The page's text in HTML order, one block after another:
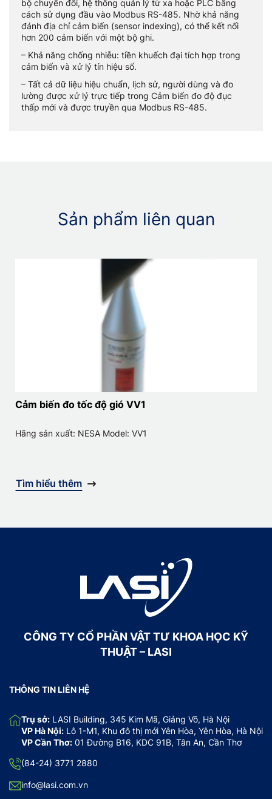
bộ chuyển đổi, hệ thống quản lý từ xa hoặc PLC bằng
cách sử dụng đầu vào Modbus RS-485. Nhờ khả năng
đánh địa chỉ cảm biến (sensor indexing), có thể kết nối
hơn 200 cảm biến với một bộ ghi.
– Khả năng chống nhiễu: tiền khuếch đại tích hợp trong
cảm biến và xử lý tín hiệu số.
– Tất cả dữ liệu hiệu chuẩn, lịch sử, người dùng và đo
lường được xử lý trực tiếp trong Cảm biến đo độ đục
thấp mới và được truyền qua Modbus RS-485.
Sản phẩm liên quan
Cảm biến đo tốc độ gió VV1
Hãng sản xuất: NESA Model: VV1
Tìm hiểu thêm
CÔNG TY CỔ PHẦN VẬT TƯ KHOA HỌC KỸ
THUẬT – LASI
THÔNG TIN LIÊN HỆ
Trụ sở: LASI Building, 345 Kim Mã, Giảng Võ, Hà Nội
VP Hà Nội: Lô 1-M1, Khu đô thị mới Yên Hòa, Yên Hòa, Hà Nội
VP Cần Thơ: 01 Đường B16, KDC 91B, Tân An, Cần Thơ
(84-24) 3771 2880
info@lasi.com.vn